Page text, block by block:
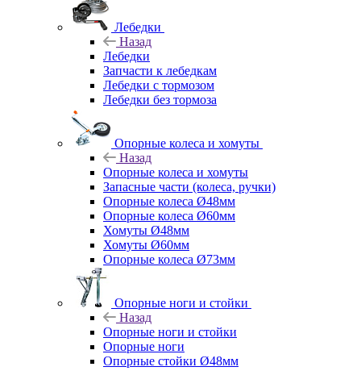
Лебедки
Назад
Лебедки
Запчасти к лебедкам
Лебедки с тормозом
Лебедки без тормоза
Опорные колеса и хомуты
Назад
Опорные колеса и хомуты
Запасные части (колеса, ручки)
Опорные колеса Ø48мм
Опорные колеса Ø60мм
Хомуты Ø48мм
Хомуты Ø60мм
Опорные колеса Ø73мм
Опорные ноги и стойки
Назад
Опорные ноги и стойки
Опорные ноги
Опорные стойки Ø48мм